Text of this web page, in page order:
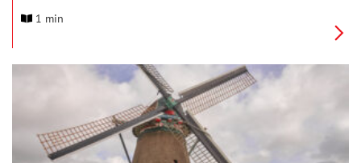
Thijs vertelt dan bij Museum Kaap Skil over het veldwerk dat
1 min